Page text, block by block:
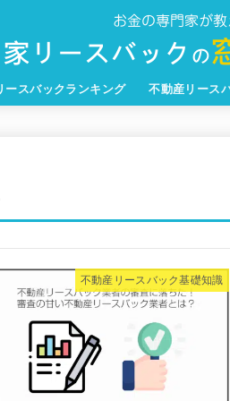
ースバックランキング 不動産リース
不動産リースバック基礎知識